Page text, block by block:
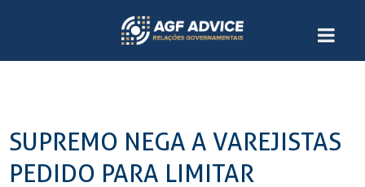
SUPREMO NEGA A VAREJISTAS
PEDIDO PARA LIMITAR